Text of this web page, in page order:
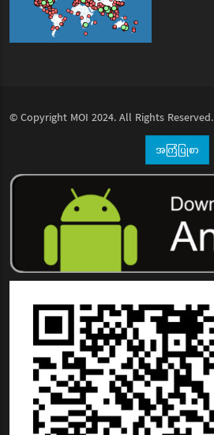
© Copyright MOI 2024. All Rights Reserved.
အကြံပြုစာ